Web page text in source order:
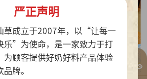
严正声明
草成立于2007年，以“让每一
乐”为使命，是一家致力于打
为顾客提供好奶好料产品体验
牌。